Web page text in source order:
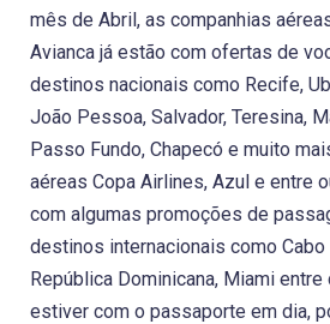
mês de Abril, as companhias
Avianca já estão com ofertas de
destinos nacionais como Recife,
João Pessoa, Salvador, Teresina,
Passo Fundo, Chapecó e muito
aéreas Copa Airlines, Azul e entre
com algumas promoções de
destinos internacionais como Cabo
República Dominicana, Miami
estiver com o passaporte em dia,